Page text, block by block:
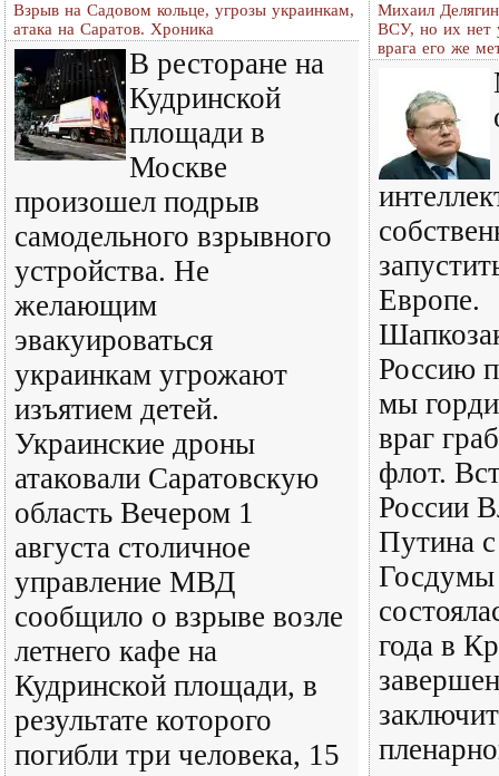
Взрыв на Садовом кольце, угрозы украинкам,
атака на Саратов. Хроника
В ресторане на
Кудринской
площади в
Москве
произошел подрыв
самодельного взрывного
устройства. Не
желающим
эвакуироваться
украинкам угрожают
изъятием детей.
Украинские дроны
атаковали Саратовскую
область Вечером 1
августа столичное
управление МВД
сообщило о взрыве возле
летнего кафе на
Кудринской площади, в
результате которого
погибли три человека, 15
Михаил
ВСУ, но их нет
врага его же
Европе.
Россию
мы
враг
флот.
России
Путина
года в